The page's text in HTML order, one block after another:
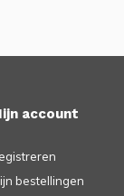
account
bestellingen